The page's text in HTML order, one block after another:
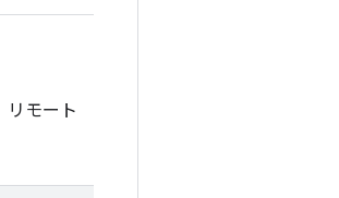
リモート